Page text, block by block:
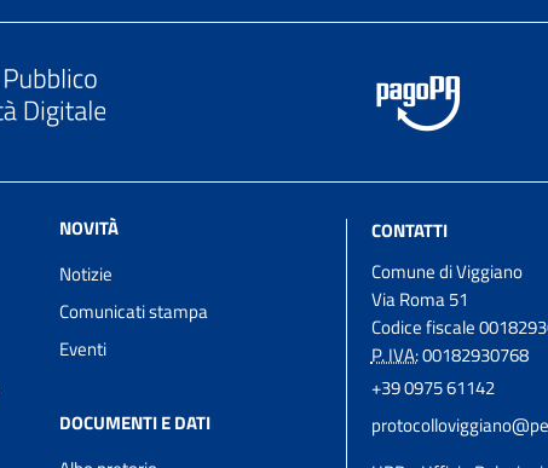
NOVITÀ
Notizie
Comunicati stampa
Eventi
DOCUMENTI E DATI
CONTATTI
Comune di Viggiano
Via Roma 51
Codice fiscale
P. IVA:00182930768
+39 0975 61142